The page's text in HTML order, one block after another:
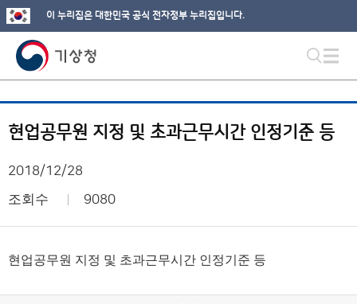
이 누리집은 대한민국 공식 전자정부 누리집입니다.
현업공무원 지정 및 초과근무시간 인정기준 등
2018/12/28
조회수 9080
현업공무원 지정 및 초과근무시간 인정기준 등